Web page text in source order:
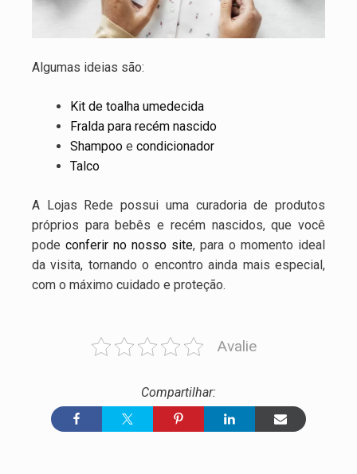
Algumas ideias são:
Kit de toalha umedecida
Fralda para recém nascido
Shampoo e condicionador
Talco
A Lojas Rede possui uma curadoria de produtos
próprios para bebês e recém nascidos, que você
pode conferir no nosso site, para o momento ideal
da visita, tornando o encontro ainda mais especial,
com o máximo cuidado e proteção.
Avalie